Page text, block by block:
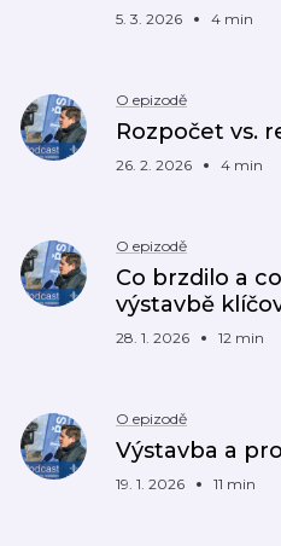
5. 3. 2026 4 min
O epizodě
Rozpočet vs.
26. 2. 2026 4 min
O epizodě
Co brzdilo a
výstavbě
28. 1. 2026 12 min
O epizodě
Výstavba a
19. 1. 2026 11 min